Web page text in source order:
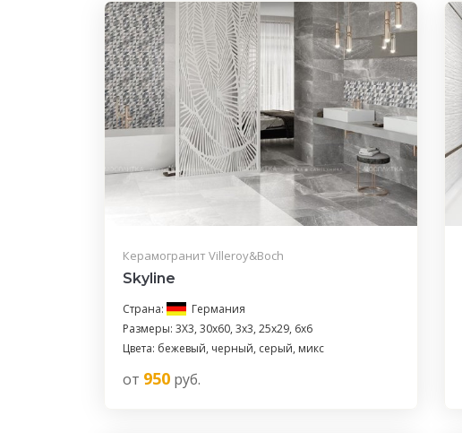
Керамогранит Villeroy&Boch
Skyline
Страна:
Германия
Размеры: 3X3, 30x60, 3x3, 25x29, 6х6
Цвета: бежевый, черный, серый, микс
от 950 руб.